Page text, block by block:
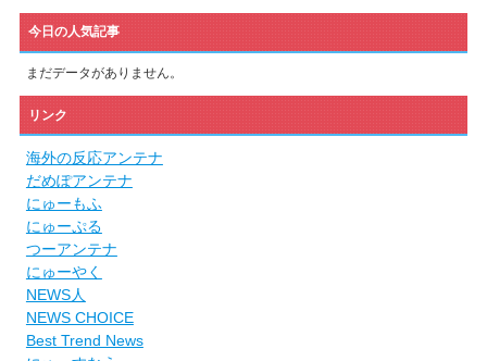
今日の人気記事
まだデータがありません。
リンク
海外の反応アンテナ
だめぽアンテナ
にゅーもふ
にゅーぷる
つーアンテナ
にゅーやく
NEWS人
NEWS CHOICE
Best Trend News